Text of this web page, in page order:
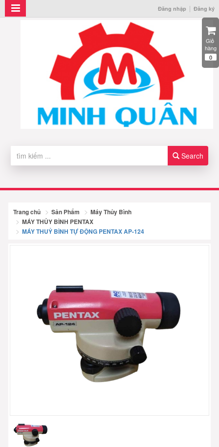
Đăng nhập Đăng ký
Search
Trang chủ Sản Phẩm
Máy Thủy Bình
MÁY THỦY BÌNH PENTAX
MÁY THUỶ BÌNH TỰ ĐỘNG PENTAX AP-124
Giỏ
hàng
0